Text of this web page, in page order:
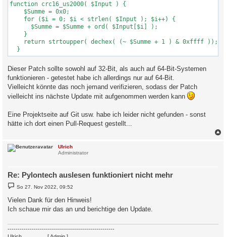
function crc16_us2000( $Input ) {
    $Summe = 0x0;
    for ($i = 0; $i < strlen( $Input ); $i++) {
      $Summe = $Summe + ord( $Input[$i] );
    }
return strtoupper( dechex( (~ $Summe + 1 ) & 0xffff ));
Dieser Patch sollte sowohl auf 32-Bit, als auch auf 64-Bit-Systemen
funktionieren - getestet habe ich allerdings nur auf 64-Bit.
Vielleicht könnte das noch jemand verifizieren, sodass der Patch
vielleicht ins nächste Update mit aufgenommen werden kann
Eine Projektseite auf Git usw. habe ich leider nicht gefunden - sonst
hätte ich dort einen Pull-Request gestellt...
Ulrich
Administrator
Re: Pylontech auslesen funktioniert nicht mehr
B
e
t
r
So 27. Nov 2022, 09:52
Vielen Dank für den Hinweis!
Ich schaue mir das an und berichtige den Update.
-----------------------------------------------------